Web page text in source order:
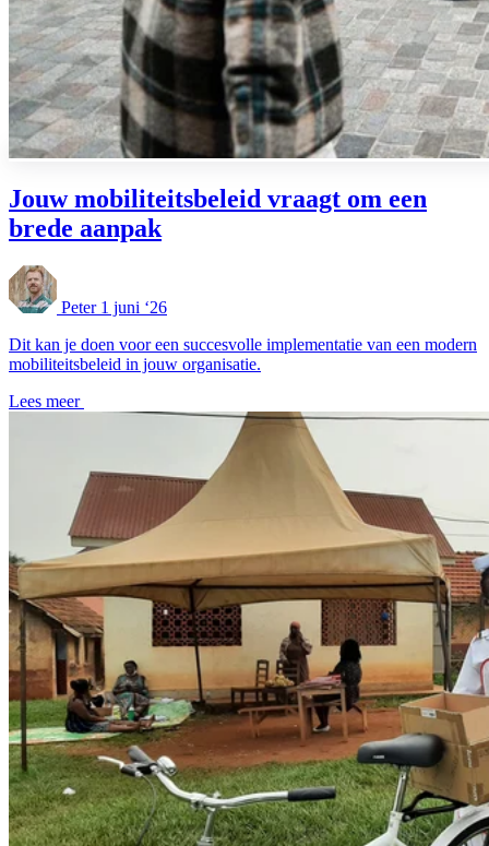
Jouw mobiliteitsbeleid vraagt om een
brede aanpak
Peter 1 juni ‘26
Dit kan je doen voor een succesvolle implementatie van een modern
mobiliteitsbeleid in jouw organisatie.
Lees meer